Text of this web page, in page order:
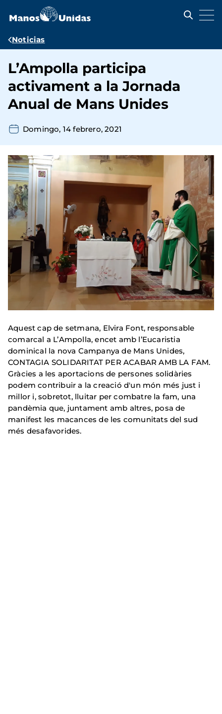
contenido
Ruta
navegación
Noticias
L’Ampolla participa
activament a la Jornada
Anual de Mans Unides
Domingo, 14 febrero, 2021
Aquest cap de setmana, Elvira Font, responsable
comarcal a L’Ampolla, encet amb l’Eucaristia
dominical la nova Campanya de Mans Unides,
CONTAGIA SOLIDARITAT PER ACABAR AMB LA FAM.
Gràcies a les aportacions de persones solidàries
podem contribuir a la creació d'un món més just i
millor i, sobretot, lluitar per combatre la fam, una
pandèmia que, juntament amb altres, posa de
manifest les macances de les comunitats del sud
més desafavorides.